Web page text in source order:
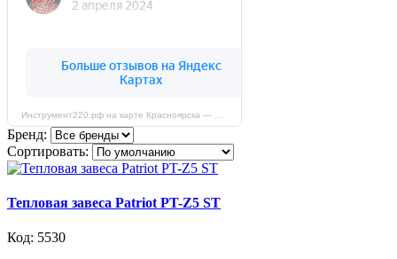
Бренд:
Сортировать:
Тепловая завеса Patriot PT-Z5 ST
Код: 5530